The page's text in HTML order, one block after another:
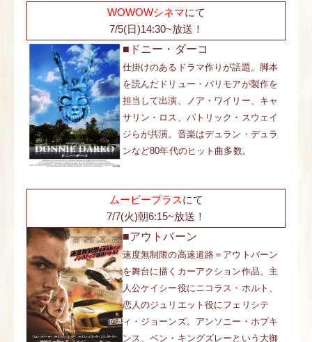
WOWOWシネマにて
7/5(日)14:30~放送！
■ドニー・ダーコ
仕掛けのあるドラマ作りが話題。脚本
を読んだドリュー・バリモアが製作を
担当して出演、ノア・ワイリー、キャ
サリン・ロス、パトリック・スウェイ
ジらが共演。音楽はデュラン・デュラ
ンなど80年代のヒット曲多数。
ムービープラスにて
7/7(火)朝6:15~放送！
■アウトバーン
速度無制限の高速道路＝アウトバーン
を舞台に描くカーアクション作品。主
人公ケイシー役にニコラス・ホルト、
恋人のジュリエット役にフェリシテ
ィ・ジョーンズ。アンソニー・ホプキ
ンス、ベン・キングズレーという大御